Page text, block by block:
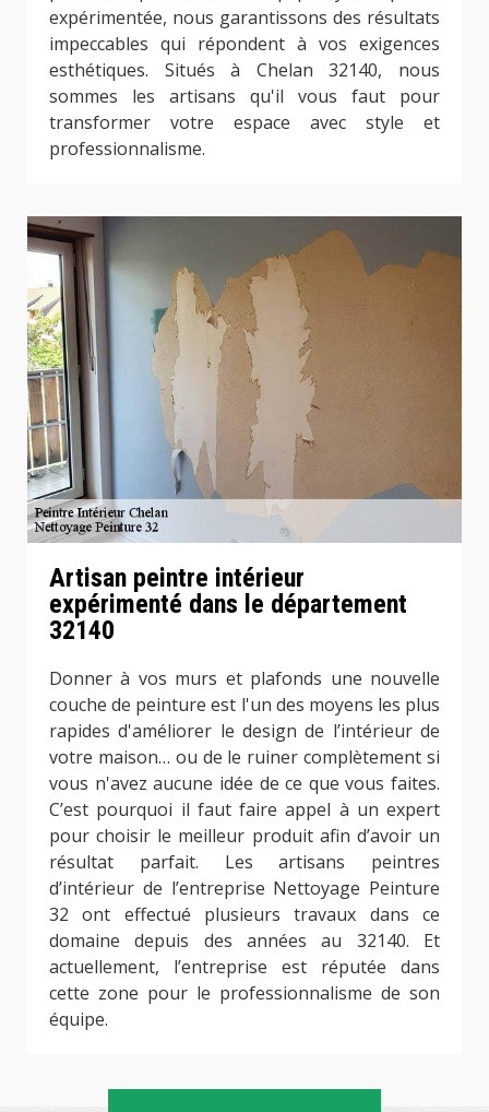
expérimentée, nous garantissons des résultats
impeccables qui répondent à vos exigences
esthétiques. Situés à Chelan 32140, nous
sommes les artisans qu'il vous faut pour
transformer votre espace avec style et
professionnalisme.
Artisan peintre intérieur
expérimenté dans le département
32140
Donner à vos murs et plafonds une nouvelle
couche de peinture est l'un des moyens les plus
rapides d'améliorer le design de l’intérieur de
votre maison… ou de le ruiner complètement si
vous n'avez aucune idée de ce que vous faites.
C’est pourquoi il faut faire appel à un expert
pour choisir le meilleur produit afin d’avoir un
résultat parfait. Les artisans peintres
d’intérieur de l’entreprise Nettoyage Peinture
32 ont effectué plusieurs travaux dans ce
domaine depuis des années au 32140. Et
actuellement, l’entreprise est réputée dans
cette zone pour le professionnalisme de son
équipe.